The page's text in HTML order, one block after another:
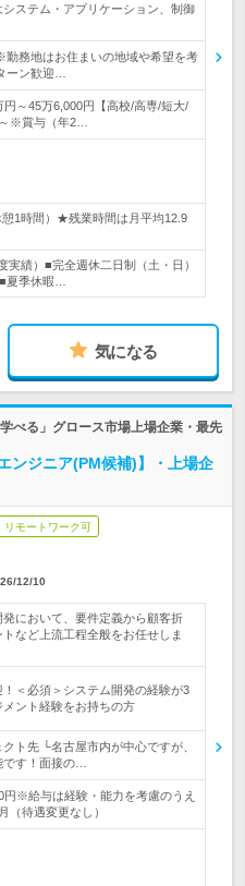
ステム・アプリケーション、制御
勤務地はお住まいの地域や希望を考
ーン歓迎…
円～45万6,000円【高校/高専/短大/
※賞与（年2…
1時間）★残業時間は月平均12.9
績）■完全週休二日制（土・日）
夏季休暇…
気になる
べる」グロース市場上場企業・最先
ンジニア(PM候補)】・上場企
リモートワーク可
12/10
において、要件定義から顧客折
など上流工程全般をお任せしま
！＜必須＞システム開発の経験が3
ント経験をお持ちの方
ト先 └名古屋市内が中心ですが、
す！面接の…
円※給与は経験・能力を考慮のうえ
待遇変更なし）